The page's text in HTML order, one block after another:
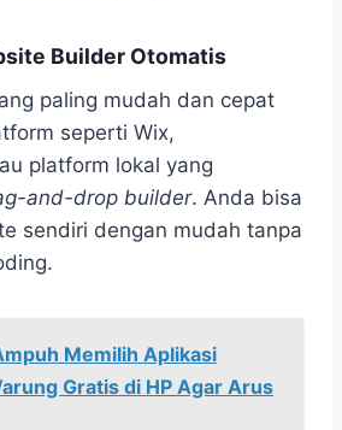
Builder Otomatis
paling mudah dan cepat
seperti Wix,
platform lokal yang
and-drop builder. Anda bisa
sendiri dengan mudah tanpa
Memilih Aplikasi
Gratis di HP Agar Arus